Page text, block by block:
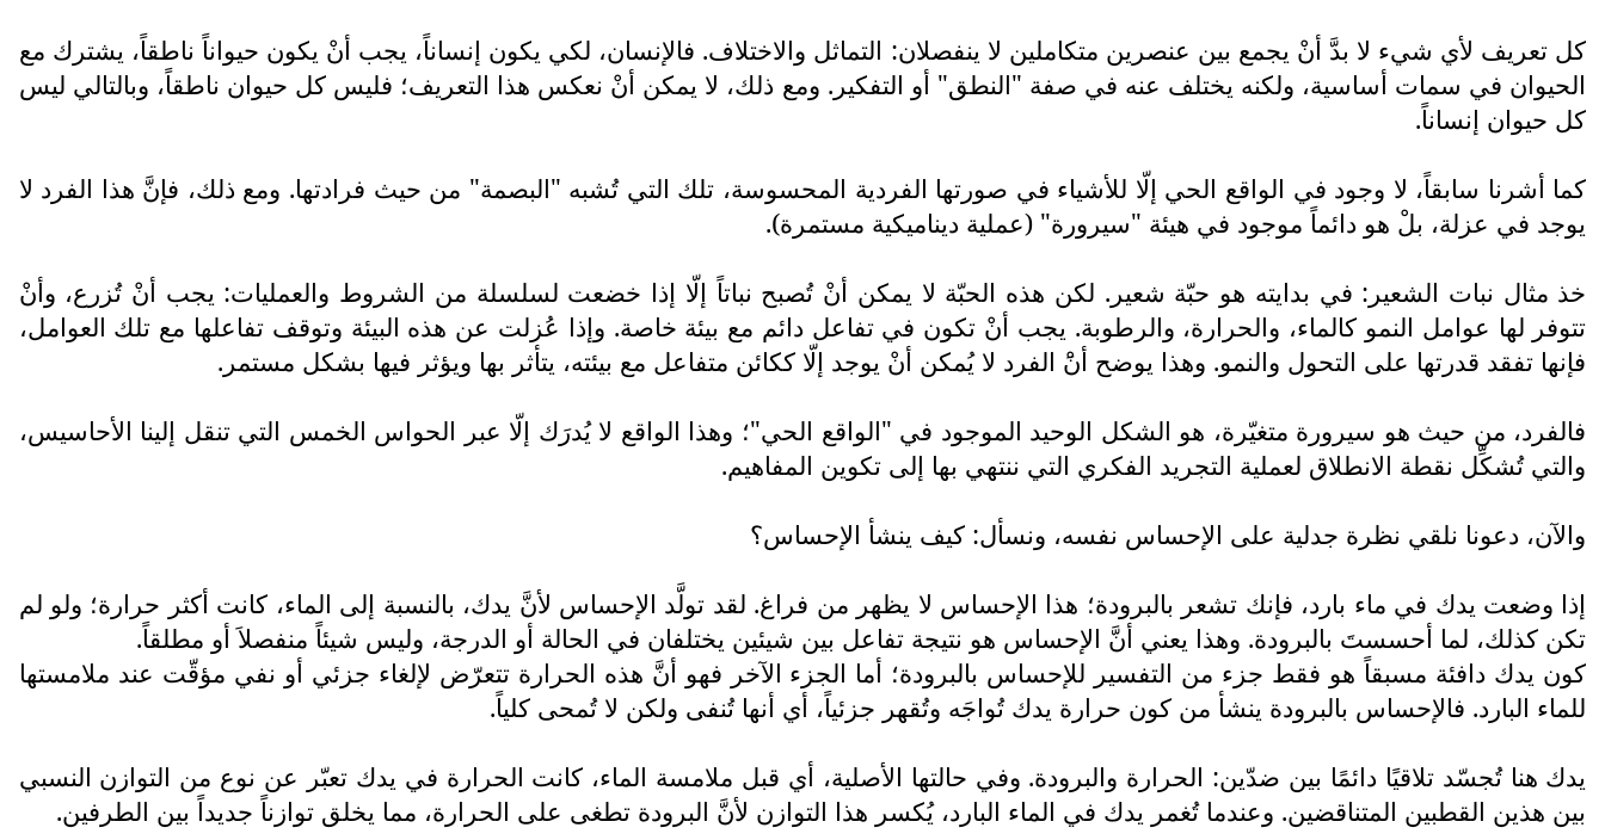
كل تعريف لأي شيء لا بدَّ أنْ يجمع بين عنصرين متكاملين لا ينفصلان: التماثل والاختلاف. فالإنسان، لكي يكون إنساناً، يجب أنْ يكون حيواناً ناطقاً، يشترك مع
الحيوان في سمات أساسية، ولكنه يختلف عنه في صفة "النطق" أو التفكير. ومع ذلك، لا يمكن أنْ نعكس هذا التعريف؛ فليس كل حيوان ناطقاً، وبالتالي ليس
كل حيوان إنساناً.
كما أشرنا سابقاً، لا وجود في الواقع الحي إلّا للأشياء في صورتها الفردية المحسوسة، تلك التي تُشبه "البصمة" من حيث فرادتها. ومع ذلك، فإنَّ هذا الفرد لا
يوجد في عزلة، بلْ هو دائماً موجود في هيئة "سيرورة" (عملية ديناميكية مستمرة).
خذ مثال نبات الشعير: في بدايته هو حبّة شعير. لكن هذه الحبّة لا يمكن أنْ تُصبح نباتاً إلّا إذا خضعت لسلسلة من الشروط والعمليات: يجب أنْ تُزرع، وأنْ
تتوفر لها عوامل النمو كالماء، والحرارة، والرطوبة. يجب أنْ تكون في تفاعل دائم مع بيئة خاصة. وإذا عُزلت عن هذه البيئة وتوقف تفاعلها مع تلك العوامل،
فإنها تفقد قدرتها على التحول والنمو. وهذا يوضح أنَْ الفرد لا يُمكن أنْ يوجد إلّا ككائن متفاعل مع بيئته، يتأثر بها ويؤثر فيها بشكل مستمر.
فالفرد، من حيث هو سيرورة متغيّرة، هو الشكل الوحيد الموجود في "الواقع الحي"؛ وهذا الواقع لا يُدرَك إلّا عبر الحواس الخمس التي تنقل إلينا الأحاسيس،
والتي تُشكِّل نقطة الانطلاق لعملية التجريد الفكري التي ننتهي بها إلى تكوين المفاهيم.
والآن، دعونا نلقي نظرة جدلية على الإحساس نفسه، ونسأل: كيف ينشأ الإحساس؟
إذا وضعت يدك في ماء بارد، فإنك تشعر بالبرودة؛ هذا الإحساس لا يظهر من فراغ. لقد تولَّد الإحساس لأنَّ يدك، بالنسبة إلى الماء، كانت أكثر حرارة؛ ولو لم
تكن كذلك، لما أحسستَ بالبرودة. وهذا يعني أنَّ الإحساس هو نتيجة تفاعل بين شيئين يختلفان في الحالة أو الدرجة، وليس شيئاً منفصلاَ أو مطلقاً.
كون يدك دافئة مسبقاً هو فقط جزء من التفسير للإحساس بالبرودة؛ أما الجزء الآخر فهو أنَّ هذه الحرارة تتعرّض لإلغاء جزئي أو نفي مؤقّت عند ملامستها
للماء البارد. فالإحساس بالبرودة ينشأ من كون حرارة يدك تُواجَه وتُقهر جزئياً، أي أنها تُنفى ولكن لا تُمحى كلياً.
يدك هنا تُجسّد تلاقيًا دائمًا بين ضدّين: الحرارة والبرودة. وفي حالتها الأصلية، أي قبل ملامسة الماء، كانت الحرارة في يدك تعبّر عن نوع من التوازن النسبي
بين هذين القطبين المتناقضين. وعندما تُغمر يدك في الماء البارد، يُكسر هذا التوازن لأنَّ البرودة تطغى على الحرارة، مما يخلق توازناً جديداً بين الطرفين.